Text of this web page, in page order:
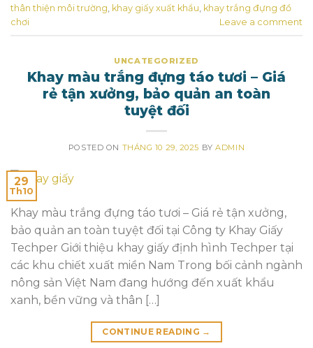
thân thiện môi trường khay giấy xuất khẩu khay trắng đựng đồ
chơi
Leave a comment
UNCATEGORIZED
Khay màu trắng đựng táo tươi – Giá
rẻ tận xưởng, bảo quản an toàn
tuyệt đối
POSTED ON THÁNG 10 29, 2025 BYADMIN
29
Th10
Khay màu trắng đựng táo tươi – Giá rẻ tận xưởng,
bảo quản an toàn tuyệt đối tại Công ty Khay Giấy
Techper Giới thiệu khay giấy định hình Techper tại
các khu chiết xuất miền Nam Trong bối cảnh ngành
nông sản Việt Nam đang hướng đến xuất khẩu
xanh, bền vững và thân […]
CONTINUE READING →